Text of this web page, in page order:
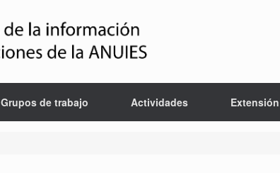
Grupos de trabajo Actividades Extensión